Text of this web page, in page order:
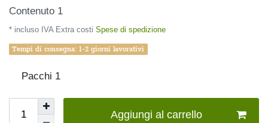
Contenuto 1
* incluso IVA Extra costi Spese di spedizione
Tempi di consegna: 1-2 giorni lavorativi
Pacchi 1
Aggiungi al carrello